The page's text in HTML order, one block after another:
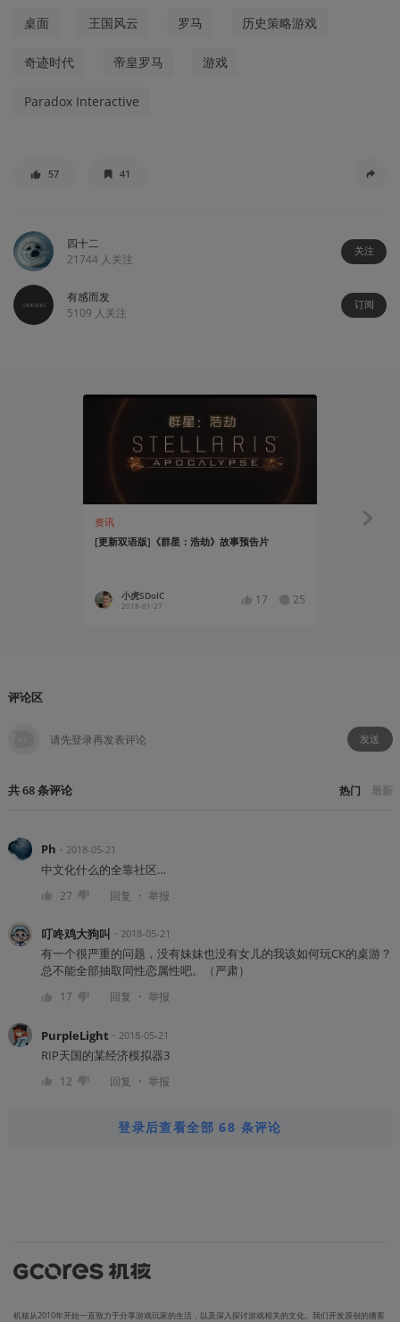
桌面 王国风云 罗马 历史策略游戏
奇迹时代 帝皇罗马 游戏
Paradox Interactive
57 41
四十二
21744 人关注
关注
有感而发
5109 人关注
订阅
资讯
[更新双语版]《群星：浩劫》故事预告片
小虎SDoIC
2018-01-27 17 25
安利大帝
评论区
发送
共68条评论 热门 最新
Ph ・ 2018-05-21
中文化什么的全靠社区…
27 回复 ・ 举报
叮咚鸡大狗叫 ・ 2018-05-21
有一个很严重的问题，没有妹妹也没有女儿的我该如何玩CK的桌游？
总不能全部抽取同性恋属性吧。（严肃）
17 回复 ・ 举报
PurpleLight ・ 2018-05-21
RIP天国的某经济模拟器3
12 回复 ・ 举报
登录后查看全部 68 条评论
机核从2010年开始一直致力于分享游戏玩家的生活，以及深入探讨游戏相关的文化。我们开发原创的播客